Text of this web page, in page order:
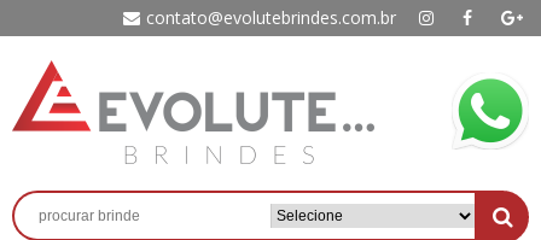
contato@evolutebrindes.com.br